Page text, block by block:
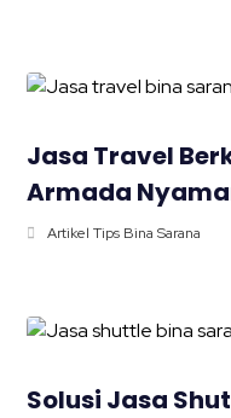
Jasa Travel
Armada
Artikel Tips Bina Sarana
Solusi Jasa